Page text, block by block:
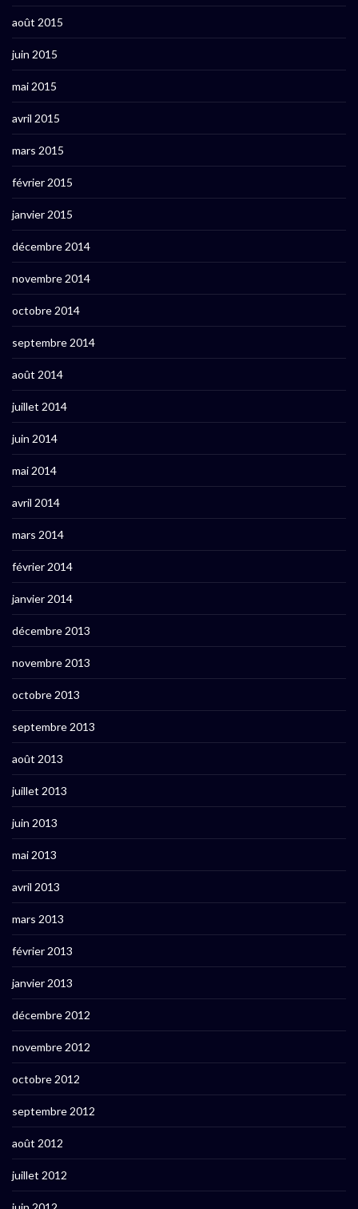
août 2015
juin 2015
mai 2015
avril 2015
mars 2015
février 2015
janvier 2015
décembre 2014
novembre 2014
octobre 2014
septembre 2014
août 2014
juillet 2014
juin 2014
mai 2014
avril 2014
mars 2014
février 2014
janvier 2014
décembre 2013
novembre 2013
octobre 2013
septembre 2013
août 2013
juillet 2013
juin 2013
mai 2013
avril 2013
mars 2013
février 2013
janvier 2013
décembre 2012
novembre 2012
octobre 2012
septembre 2012
août 2012
juillet 2012